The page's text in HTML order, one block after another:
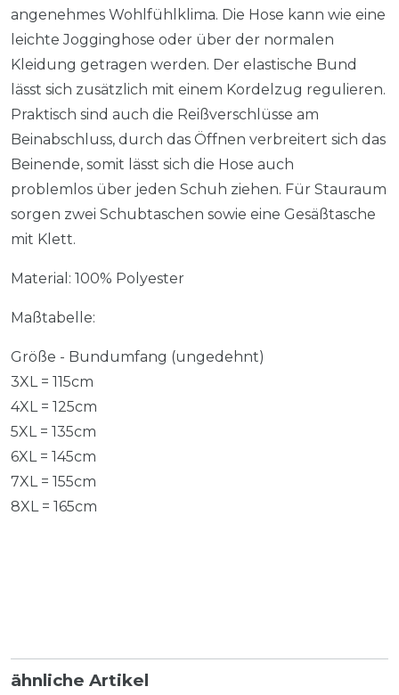
angenehmes Wohlfühlklima. Die Hose kann wie eine
leichte Jogginghose oder über der normalen
Kleidung getragen werden. Der elastische Bund
lässt sich zusätzlich mit einem Kordelzug regulieren.
Praktisch sind auch die Reißverschlüsse am
Beinabschluss, durch das Öffnen verbreitert sich das
Beinende, somit lässt sich die Hose auch
problemlos über jeden Schuh ziehen. Für Stauraum
sorgen zwei Schubtaschen sowie eine Gesäßtasche
mit Klett.
Material: 100% Polyester
Maßtabelle:
Größe - Bundumfang (ungedehnt)
3XL = 115cm
4XL = 125cm
5XL = 135cm
6XL = 145cm
7XL = 155cm
8XL = 165cm
ähnliche Artikel